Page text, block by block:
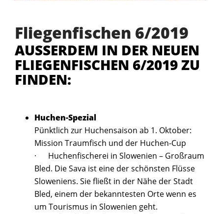
Fliegenfischen 6/2019
AUSSERDEM IN DER NEUEN F
LIEGENFISCHEN 6/2019 ZU F
INDEN:
Huchen-Spezial
Pünktlich zur Huchensaison ab 1. Oktober:
Mission Traumfisch und der Huchen-Cup
· Huchenfischerei in Slowenien – Großraum
Bled. Die Sava ist eine der schönsten Flüsse
Sloweniens. Sie fließt in der Nähe der Stadt
Bled, einem der bekanntesten Orte wenn es
um Tourismus in Slowenien geht.